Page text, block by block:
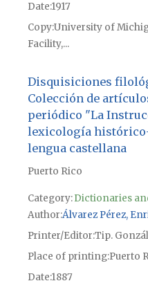
Date1917
CopyUniversity of
Facility,...
Disquisiciones
Colección de
periódico "La
lexicología
lengua castellana
Puerto Rico
Category:Dictionaries
Author Álvarez Pérez,
Printer/Editor Tip.
Place of printingPuerto
Date1887